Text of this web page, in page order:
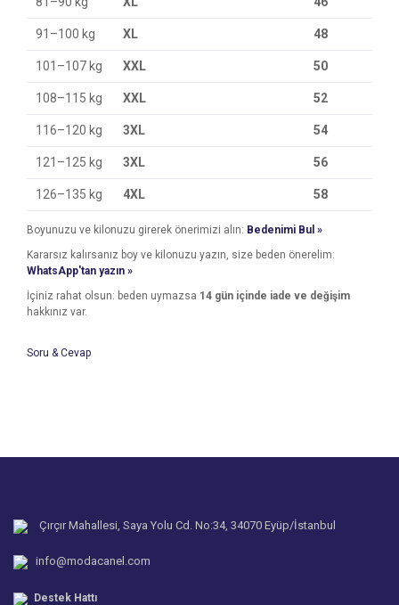
91–100 kg XL 48
101–107 kg XXL 50
108–115 kg XXL 52
116–120 kg 3XL 54
121–125 kg 3XL 56
126–135 kg 4XL 58
Boyunuzu ve kilonuzu girerek önerimizi alın: Bedenimi Bul »
Kararsız kalırsanız boy ve kilonuzu yazın, size beden önerelim:
WhatsApp'tan yazın »
İçiniz rahat olsun: beden uymazsa 14 gün içinde iade ve değişim
hakkınız var.
Bu ürüne benzer farklı alternatifler olmalı.
Soru & Cevap
Çırçır Mahallesi, Saya Yolu Cd. No:34, 34070 Eyüp/İstanbul
info@modacanel.com
Destek Hattı